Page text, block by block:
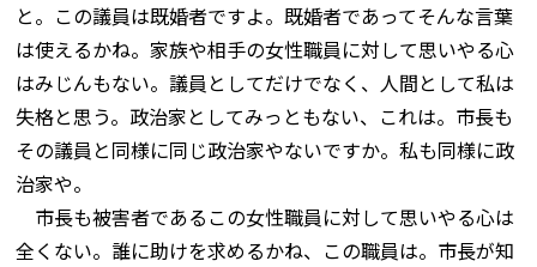
と。この議員は既婚者ですよ。既婚者であってそんな言葉
は使えるかね。家族や相手の女性職員に対して思いやる心
はみじんもない。議員としてだけでなく、人間として私は
失格と思う。政治家としてみっともない、これは。市長も
その議員と同様に同じ政治家やないですか。私も同様に政
治家や。
市長も被害者であるこの女性職員に対して思いやる心は
全くない。誰に助けを求めるかね、この職員は。市長が知